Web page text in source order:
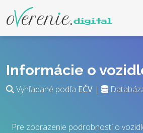
Informácie o
Vyhľadané podľa EČV |
Pre zobrazenie podrobností o